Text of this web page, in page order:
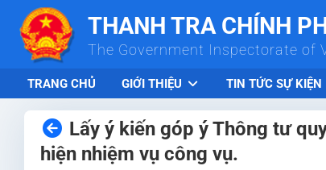
Skip to Main ContentTHANH TRA CHÍNH
The Government Inspectorate of
TRANG CHỦ GIỚI THIỆU TIN TỨC SỰ KIỆN
Lấy ý kiến góp ý Thông tư
hiện nhiệm vụ công vụ.